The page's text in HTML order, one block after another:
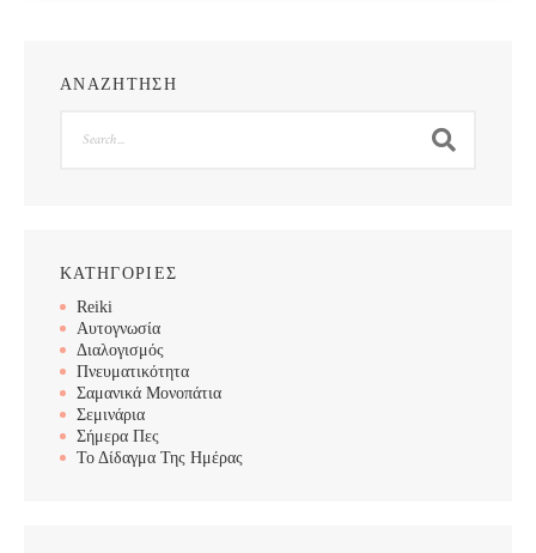
ΑΝΑΖΗΤΗΣΗ
ΚΑΤΗΓΟΡΙΕΣ
Reiki
Αυτογνωσία
Διαλογισμός
Πνευματικότητα
Σαμανικά Μονοπάτια
Σεμινάρια
Σήμερα Πες
Το Δίδαγμα Της Ημέρας